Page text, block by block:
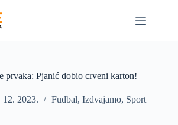
prvaka: Pjanić dobio crveni karton!
12. 2023. Fudbal, Izdvajamo, Sport